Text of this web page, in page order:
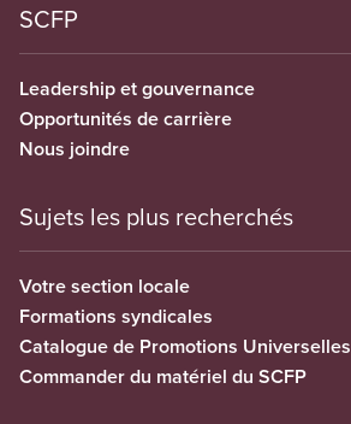
SCFP
Leadership et gouvernance
Opportunités de carrière
Nous joindre
Sujets les plus recherchés
Votre section locale
Formations syndicales
Catalogue de Promotions Universelles
Commander du matériel du SCFP